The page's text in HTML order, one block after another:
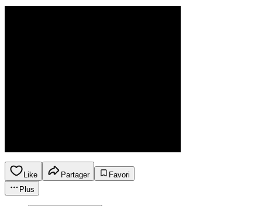
Like Partager
Favori
Plus